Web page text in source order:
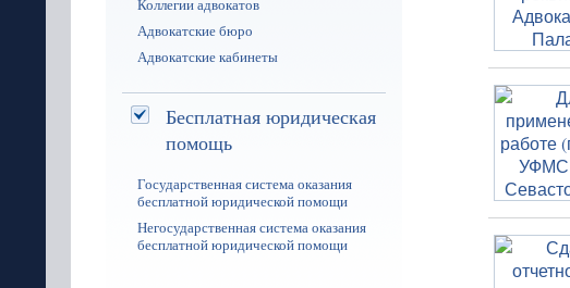
Коллегии адвокатов
Адвокатские бюро
Адвокатские кабинеты
Бесплатная юридическая
помощь
Государственная система оказания
бесплатной юридической помощи
Негосударственная система оказания
бесплатной юридической помощи